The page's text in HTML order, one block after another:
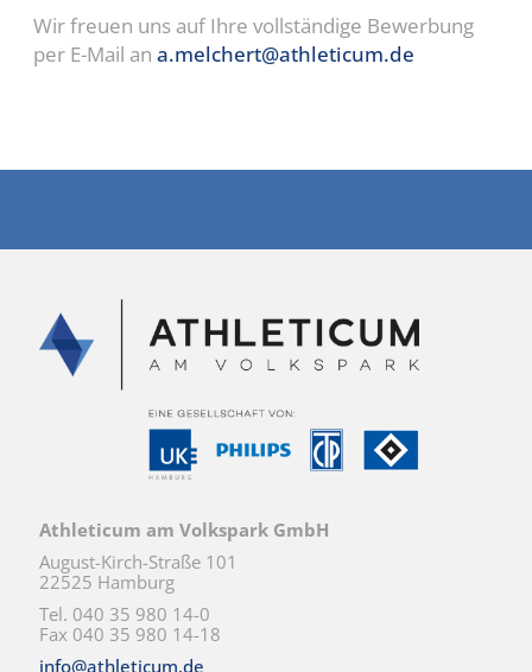
Wir freuen uns auf Ihre vollständige Bewerbung
per E-Mail ana.melchert@athleticum.de
Athleticum am Volkspark GmbH
August-Kirch-Straße 101
22525 Hamburg
Tel. 040 35 980 14-0
Fax 040 35 980 14-18
info@athleticum.de